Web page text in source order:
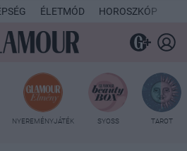
ÉLETMÓD HOROSZKÓP
NYEREMÉNYJÁTÉK SYOSS TAROT